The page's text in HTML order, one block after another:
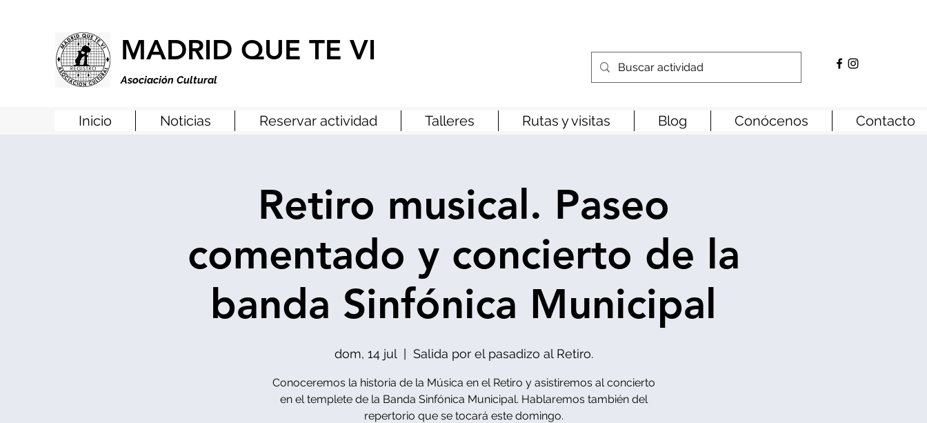
MADRID QUE TE VI
Asociación Cultural
Inicio Noticias Reservar actividad Talleres Rutas y visitas Blog Conócenos Contacto
Retiro musical. Paseo
comentado y concierto de la
banda Sinfónica Municipal
dom, 14 jul Salida por el pasadizo al Retiro.
Conoceremos la historia de la Música en el Retiro y asistiremos al concierto
en el templete de la Banda Sinfónica Municipal. Hablaremos también del
repertorio que se tocará este domingo.